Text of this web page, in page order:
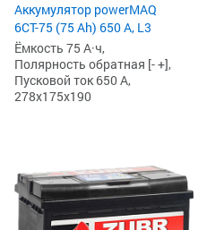
Аккумулятор powerMAQ
6СТ-75 (75 Ah) 650 А, L3
Ёмкость 75 А·ч,
Полярность обратная [- +],
Пусковой ток 650 А,
278x175x190